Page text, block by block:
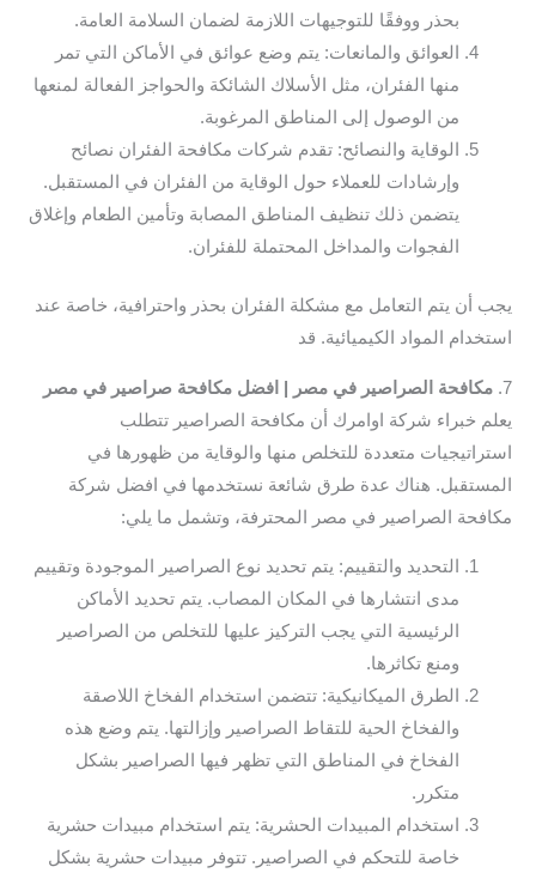
بحذر ووفقًا للتوجيهات اللازمة لضمان السلامة العامة.
العوائق والمانعات: يتم وضع عوائق في الأماكن التي تمر
منها الفئران، مثل الأسلاك الشائكة والحواجز الفعالة لمنعها
من الوصول إلى المناطق المرغوبة.
الوقاية والنصائح: تقدم شركات مكافحة الفئران نصائح
وإرشادات للعملاء حول الوقاية من الفئران في المستقبل.
يتضمن ذلك تنظيف المناطق المصابة وتأمين الطعام وإغلاق
الفجوات والمداخل المحتملة للفئران.
يجب أن يتم التعامل مع مشكلة الفئران بحذر واحترافية، خاصة عند
استخدام المواد الكيميائية. قد
7. مكافحة الصراصير في مصر | افضل مكافحة صراصير في مصر
يعلم خبراء شركة اوامرك أن مكافحة الصراصير تتطلب
استراتيجيات متعددة للتخلص منها والوقاية من ظهورها في
المستقبل. هناك عدة طرق شائعة نستخدمها في افضل شركة
مكافحة الصراصير في مصر المحترفة، وتشمل ما يلي:
التحديد والتقييم: يتم تحديد نوع الصراصير الموجودة وتقييم
مدى انتشارها في المكان المصاب. يتم تحديد الأماكن
الرئيسية التي يجب التركيز عليها للتخلص من الصراصير
ومنع تكاثرها.
الطرق الميكانيكية: تتضمن استخدام الفخاخ اللاصقة
والفخاخ الحية للتقاط الصراصير وإزالتها. يتم وضع هذه
الفخاخ في المناطق التي تظهر فيها الصراصير بشكل
متكرر.
استخدام المبيدات الحشرية: يتم استخدام مبيدات حشرية
خاصة للتحكم في الصراصير. تتوفر مبيدات حشرية بشكل